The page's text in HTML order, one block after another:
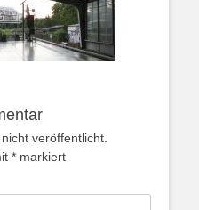
veröffentlicht.
* markiert